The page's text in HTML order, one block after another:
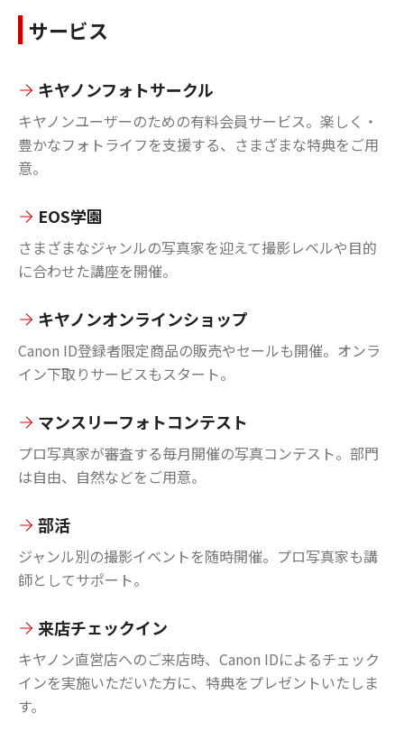
サービス
キヤノンフォトサークル
キヤノンユーザーのための有料会員サービス。楽しく・
豊かなフォトライフを支援する、さまざまな特典をご用
意。
EOS学園
さまざまなジャンルの写真家を迎えて撮影レベルや目的
に合わせた講座を開催。
キヤノンオンラインショップ
Canon ID登録者限定商品の販売やセールも開催。オンラ
イン下取りサービスもスタート。
マンスリーフォトコンテスト
プロ写真家が審査する毎月開催の写真コンテスト。部門
は自由、自然などをご用意。
部活
ジャンル別の撮影イベントを随時開催。プロ写真家も講
師としてサポート。
来店チェックイン
キヤノン直営店へのご来店時、Canon IDによるチェック
インを実施いただいた方に、特典をプレゼントいたしま
す。